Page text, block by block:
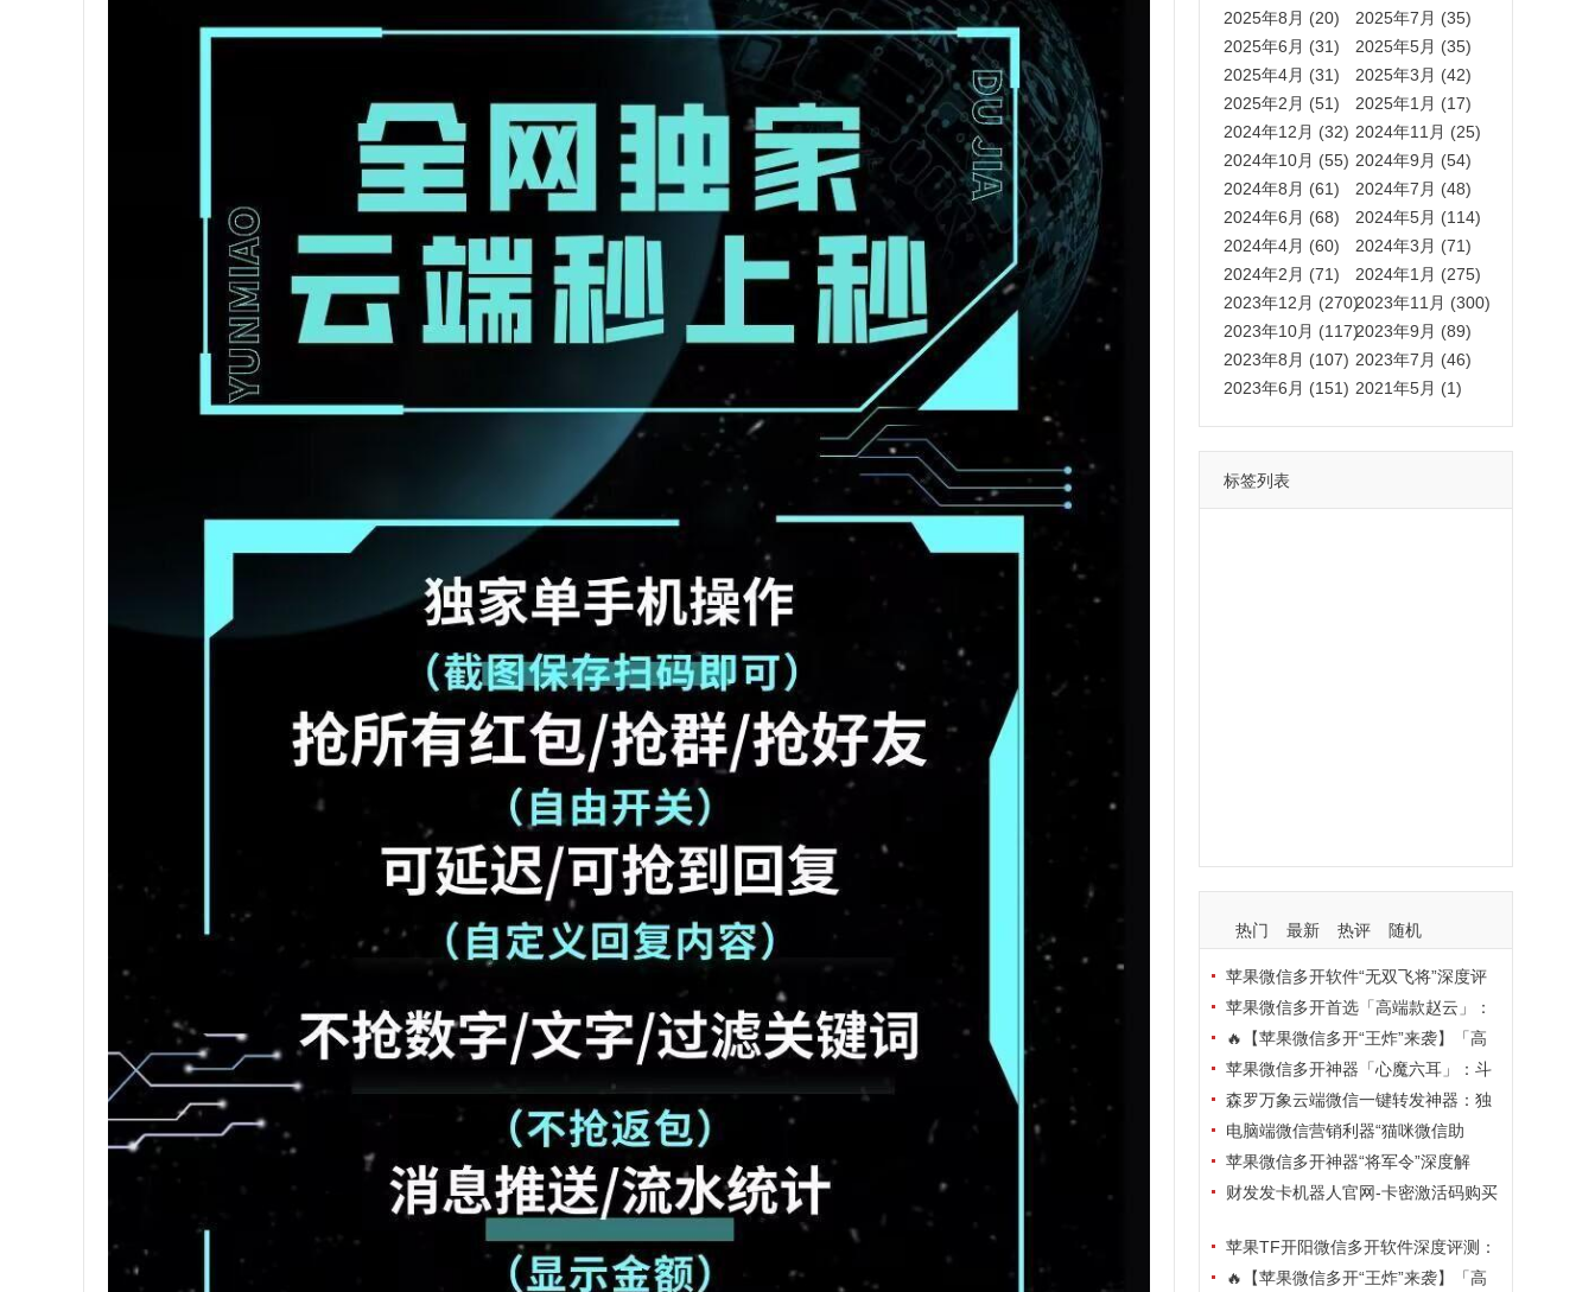
2025年8月 (20)
2025年7月 (35)
2025年6月 (31)
2025年5月 (35)
2025年4月 (31)
2025年3月 (42)
2025年2月 (51)
2025年1月 (17)
2024年12月 (32) 2024年11月 (25)
2024年10月 (55) 2024年9月 (54)
2024年8月 (61)
2024年7月 (48)
2024年6月 (68)
2024年5月 (114)
2024年4月 (60)
2024年3月 (71)
2024年2月 (71)
2024年1月 (275)
2023年12月 (270)2023年11月 (300)
2023年10月 (117)2023年9月 (89)
2023年8月 (107) 2023年7月 (46)
2023年6月 (151) 2021年5月 (1)
标签列表
热门 最新 热评 随机
苹果微信多开软件“无双飞将”深度评
测：TF正式码+7天退换，拍拍卡激活
码商城正品保障
苹果微信多开首选「高端款赵云」：
TF正式码+斗战神8073包，7天退换认
准拍拍卡激活码商城
🔥【苹果微信多开“王炸”来袭】「高
端地狱火」—— TF正式码+斗战神807
3包，7天退换，安全防封，多开自由触
手可及！
苹果微信多开神器「心魔六耳」：斗
战神8073包+7天退换，认准拍拍卡激
活码商城
森罗万象云端微信一键转发神器：独
家源码·安全防封·月卡季卡半年卡年卡
授权，7天无理由退换！
电脑端微信营销利器“猫咪微信助
手”深度评测：7大模块功能全解析，多
卡种授权灵活选
苹果微信多开神器“将军令”深度解
析：8073版本包+TF外侧码，微商营销
财发发卡机器人官网-卡密激活码购买
换苹果TF开阳微信多开软件深度评测：
凡尔赛8069包功能全解析，TestFlight
🔥【苹果微信多开“王炸”来袭】「高